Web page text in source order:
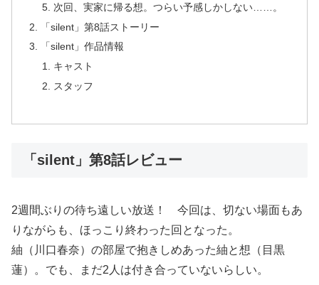
次回、実家に帰る想。つらい予感しかしない……。
「silent」第8話ストーリー
「silent」作品情報
キャスト
スタッフ
「silent」第8話レビュー
2週間ぶりの待ち遠しい放送！ 今回は、切ない場面もあ
りながらも、ほっこり終わった回となった。
紬（川口春奈）の部屋で抱きしめあった紬と想（目黒
蓮）。でも、まだ2人は付き合っていないらしい。